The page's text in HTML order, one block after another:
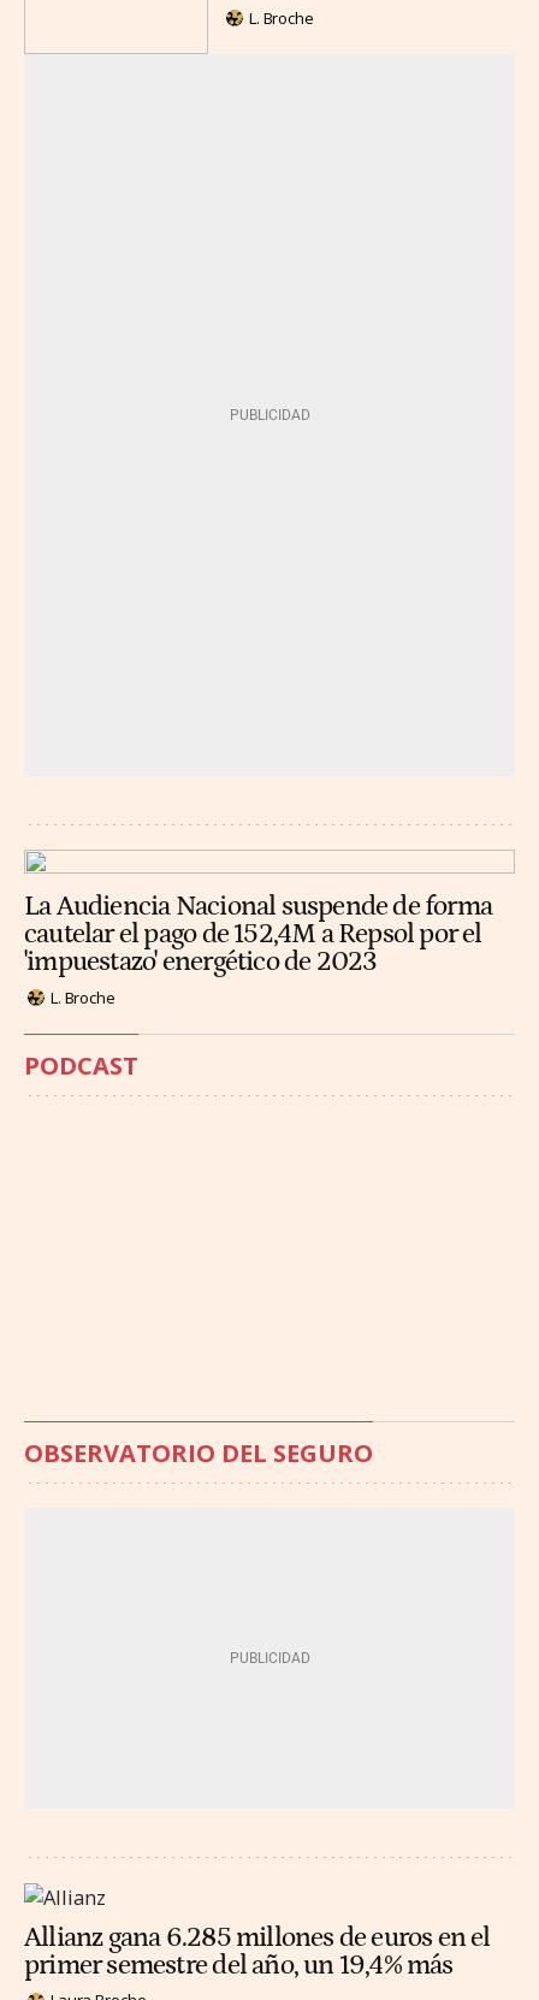
L. Broche
La Audiencia Nacional suspende de forma
cautelar el pago de 152,4M a Repsol por el
'impuestazo' energético de 2023
L. Broche
PODCAST
OBSERVATORIO DEL SEGURO
Allianz gana 6.285 millones de euros en el
primer semestre del año, un 19,4% más